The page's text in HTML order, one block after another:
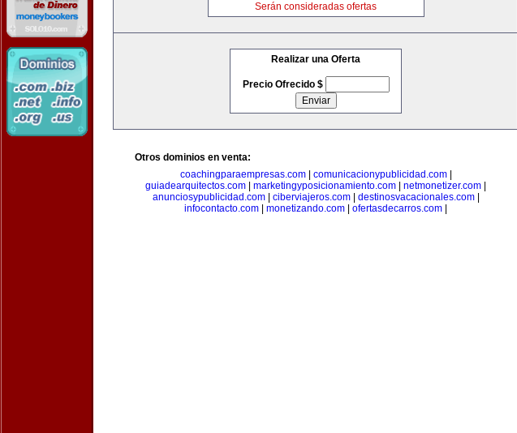
Serán consideradas ofertas
Realizar una Oferta
Precio Ofrecido $
Otros dominios en venta:
coachingparaempresas.com| comunicacionypublicidad.com|
guiadearquitectos.com
marketingyposicionamiento.com netmonetizer.com
anunciosypublicidad.com| ciberviajeros.com| destinosvacacionales.com|
infocontacto.com
monetizando.com ofertasdecarros.com